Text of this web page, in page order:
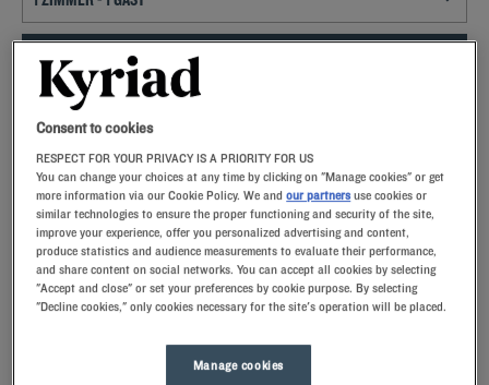
FINDEN SIE EIN HOTEL
Spezialcode hinzufügen
Lust auf ein entspanntes Wochenende in Schiltigheim? Dann buchen
Sie doch ein Zimmer im Kyriad-Hotel und lernen Sie Frankreichs
drittgrößte Stadt kennen!
Unsere Hotels in Schiltigheim
Lassen Sie sich verwöhnen – entdecken Sie unsere Kyriad-
Consent to cookies
RESPECT FOR YOUR PRIVACY IS A PRIORITY FOR US
You can change your choices at any time by clicking on "Manage cookies" or get
more information via our Cookie Policy. We andour partners use cookies or
similar technologies to ensure the proper functioning and security of the site,
improve your experience, offer you personalized advertising and content,
produce statistics and audience measurements to evaluate their performance,
and share content on social networks. You can accept all cookies by selecting
"Accept and close" or set your preferences by cookie purpose. By selecting
"Decline cookies," only cookies necessary for the site's operation will be placed.
Manage cookies